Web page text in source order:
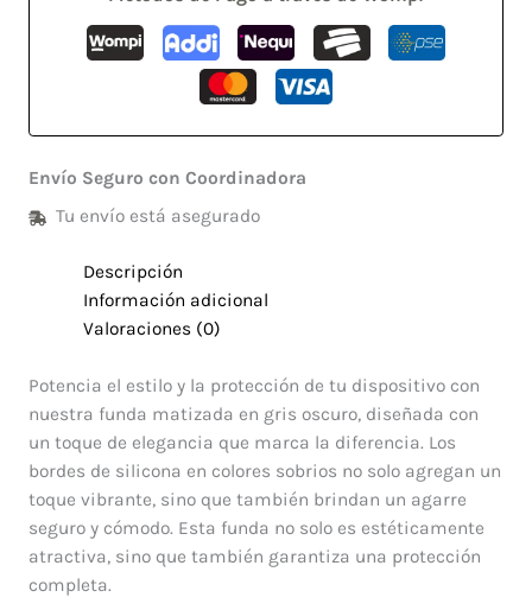
Envío Seguro con Coordinadora
Tu envío está asegurado
Descripción
Información adicional
Valoraciones (0)
Potencia el estilo y la protección de tu dispositivo con
nuestra funda matizada en gris oscuro, diseñada con
un toque de elegancia que marca la diferencia. Los
bordes de silicona en colores sobrios no solo agregan un
toque vibrante, sino que también brindan un agarre
seguro y cómodo. Esta funda no solo es estéticamente
atractiva, sino que también garantiza una protección
completa.